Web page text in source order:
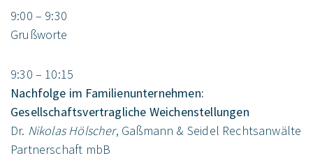
9:00 – 9:30
Grußworte
9:30 – 10:15
Nachfolge im Familienunternehmen:
Gesellschaftsvertragliche Weichenstellungen
Dr. Nikolas Hölscher, Gaßmann & Seidel Rechtsanwälte
Partnerschaft mbB